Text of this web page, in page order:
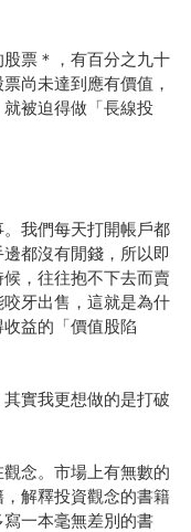
票＊，有百分之九十
尚未達到應有價值，
被迫得做「長線投
我們每天打開帳戶都
都沒有閒錢，所以即
，往往抱不下去而賣
牙出售，這就是為什
益的「價值股陷
實我更想做的是打破
念。市場上有無數的
，解釋投資觀念的書籍
一本毫無差別的書